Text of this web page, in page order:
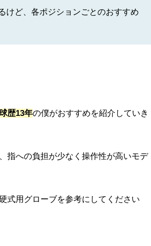
けど、各ポジションごとのおすすめ
歴13年の僕がおすすめを紹介していき
指への負担が少なく操作性が高いモデ
式用グローブを参考にしてください